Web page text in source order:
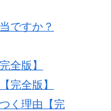
ですか？
全版】
完全版】
く理由【完